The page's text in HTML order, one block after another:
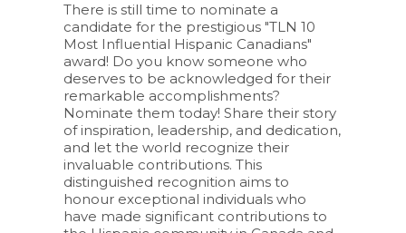
There is still time to nominate a
candidate for the prestigious "TLN 10
Most Influential Hispanic Canadians"
award! Do you know someone who
deserves to be acknowledged for their
remarkable accomplishments?
Nominate them today! Share their story
of inspiration, leadership, and dedication,
and let the world recognize their
invaluable contributions. This
distinguished recognition aims to
honour exceptional individuals who
have made significant contributions to